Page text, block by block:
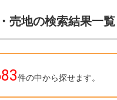
売地の検索結果一覧
件の中から探せます。